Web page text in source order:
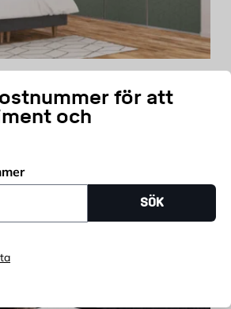
för att
och
SÖK
drömförvaring
varumärken